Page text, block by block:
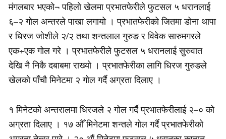
मंगलबार भएको¬ पहिलो खेलमा प्रभातफेरीले फुटसल ५ धरानलाई
६–२ गोल अन्तरले पाखा लगायो । प्रभातफेरीको जितमा डोना थापा
र धिरज जोशीले २/२ तथा शन्तलाल गुरुङ र विवेक सारुमगरले
एक÷एक गोल गरे । प्रभातफेरीले फुटसल ५ धरानलाई सुरुवात
देखि नै निकै दबाबमा राख्यो । प्रभातफेरीका लागि धिरज गुरुङले
खेलको पाँचौ मिनेटमा २ गोल गर्दै अग्रता दिलाए ।
१ मिनेटको अन्तरालमा धिरजले २ गोल गर्दै प्रभातफेरीलाई २–० को
अग्रता दिलाए । १७ औँ मिनेटमा शन्तले गोल गर्दै प्रभातफेरीको